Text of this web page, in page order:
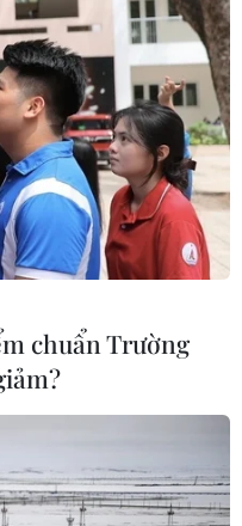
chuẩn Trường